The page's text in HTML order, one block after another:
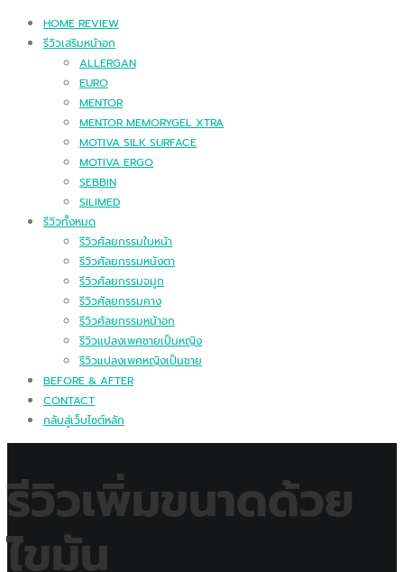
HOME REVIEW
รีวิวเสริมหน้าอก
ALLERGAN
EURO
MENTOR
MENTOR MEMORYGEL XTRA
MOTIVA SILK SURFACE
MOTIVA ERGO
SEBBIN
SILIMED
รีวิวทั้งหมด
รีวิวศัลยกรรมใบหน้า
รีวิวศัลยกรรมหนังตา
รีวิวศัลยกรรมจมูก
รีวิวศัลยกรรมคาง
รีวิวศัลยกรรมหน้าอก
รีวิวแปลงเพศชายเป็นหญิง
รีวิวแปลงเพศหญิงเป็นชาย
BEFORE & AFTER
CONTACT
กลับสู่เว็บไซต์หลัก
รีวิวเพิ่มขนาดด้วย
ไขมัน